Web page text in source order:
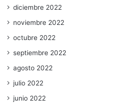
diciembre 2022
noviembre 2022
octubre 2022
septiembre 2022
agosto 2022
julio 2022
junio 2022